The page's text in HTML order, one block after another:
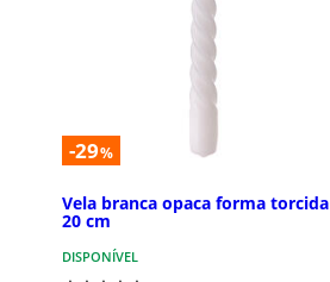
-29%
Vela branca opaca forma torcida
20 cm
DISPONÍVEL